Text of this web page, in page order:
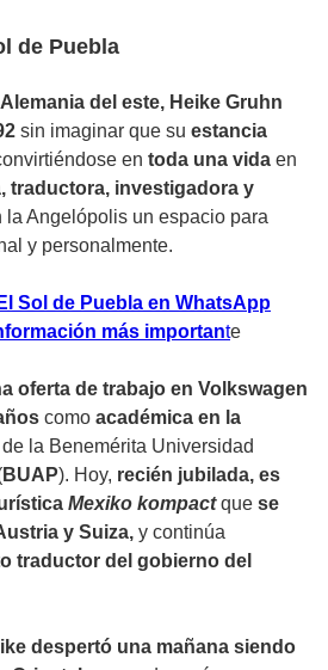
de Puebla
del este, Heike Gruhn
sin imaginar que su estancia
en toda una vida en
traductora, investigadora y
la Angelópolis un espacio para
y personalmente.
Sol de Puebla en WhatsApp
más importante
oferta de trabajo en Volkswagen
como académica en la
de la Benemérita Universidad
BUAP). Hoy, recién jubilada, es
Mexiko kompactque se
y Suiza, y continúa
traductor del gobierno del
despertó una mañana siendo